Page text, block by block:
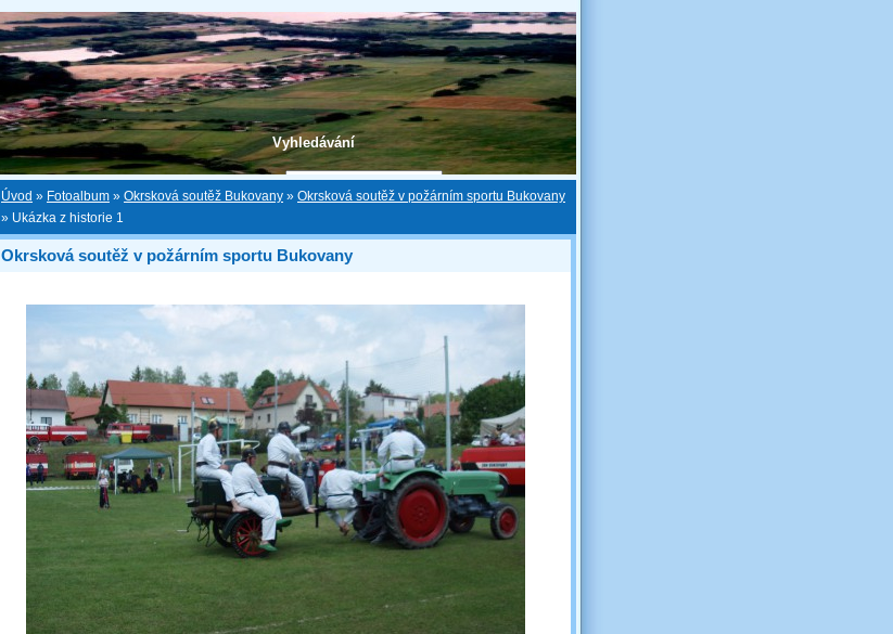
Vyhledávání
Úvod » Fotoalbum » Okrsková soutěž Bukovany » Okrsková soutěž v požárním sportu Bukovany
» Ukázka z historie 1
Okrsková soutěž v požárním sportu Bukovany